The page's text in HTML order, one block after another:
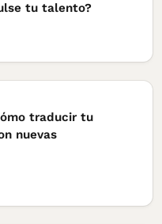
tu talento?
traducir tu
nuevas